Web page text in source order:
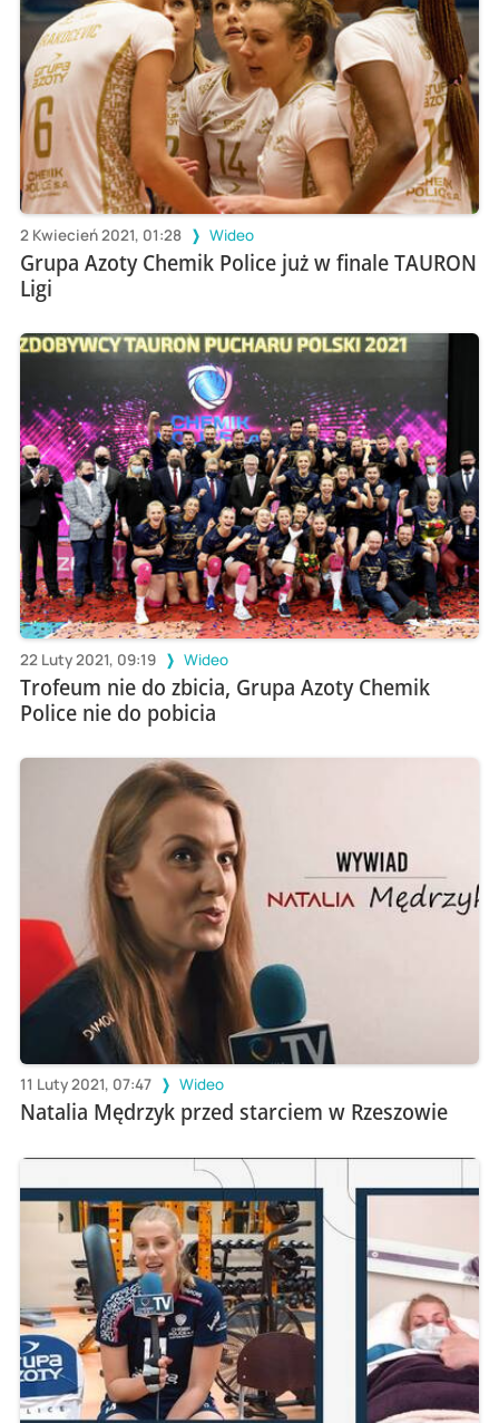
2 Kwiecień 2021, 01:28 Wideo
Grupa Azoty Chemik Police już w finale TAURON
Ligi
22 Luty 2021, 09:19 Wideo
Trofeum nie do zbicia, Grupa Azoty Chemik
Police nie do pobicia
11 Luty 2021, 07:47 Wideo
Natalia Mędrzyk przed starciem w Rzeszowie